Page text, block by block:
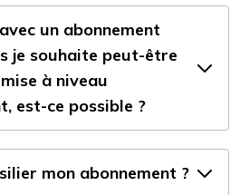
un abonnement
je souhaite peut-être
à niveau
est-ce possible ?
mon abonnement ?